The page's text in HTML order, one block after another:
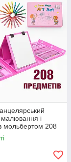
і
мольбертом 208
паковання